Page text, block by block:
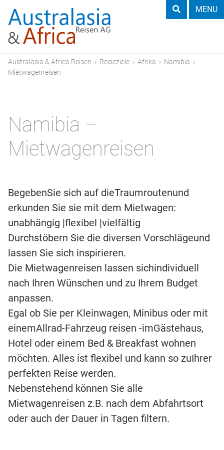
MENU
Australasia & Africa Reisen › Reiseziele › Afrika › Namibia ›
Mietwagenreisen
Namibia –
Mietwagenreisen
BegebenSie sich auf dieTraumroutenund
erkunden Sie sie mit dem Mietwagen:
unabhängig |flexibel |vielfältig
Durchstöbern Sie die diversen Vorschlägeund
lassen Sie sich inspirieren.
Die Mietwagenreisen lassen sichindividuell
nach Ihren Wünschen und zu Ihrem Budget
anpassen.
Egal ob Sie per Kleinwagen, Minibus oder mit
einemAllrad-Fahrzeug reisen -imGästehaus,
Hotel oder einem Bed & Breakfast wohnen
möchten. Alles ist flexibel und kann so zuIhrer
perfekten Reise werden.
Nebenstehend können Sie alle
Mietwagenreisen z.B. nach dem Abfahrtsort
oder auch der Dauer in Tagen filtern.